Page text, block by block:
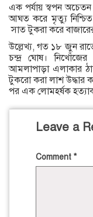
এক পর্যায় স্বপন অচেতন
আঘত করে মৃত্যু
সাত টুকরা করে
উল্লেখ্য, গত ১৮ জুন রাতে
চন্দ্র ঘোষ।
আমলাপাড়া এলাকার
টুকরো করা লাশ উদ্ধার
পর এক লোমহর্ষক
Leave a
Comment *